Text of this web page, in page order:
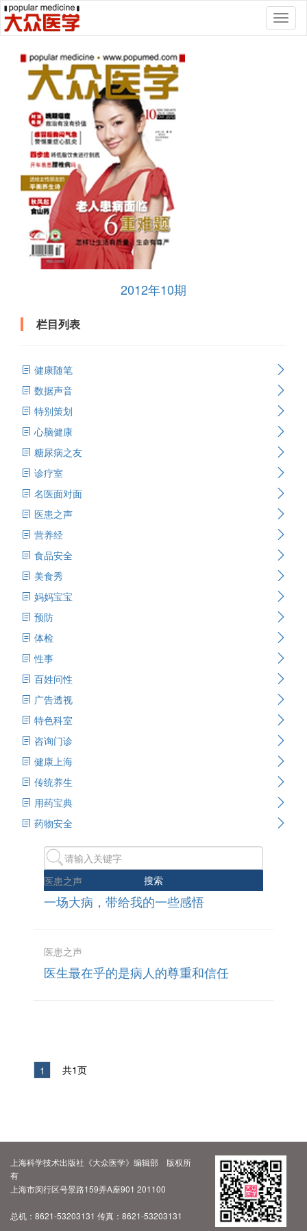
2012年10期
栏目列表
健康随笔
数据声音
特别策划
心脑健康
糖尿病之友
诊疗室
名医面对面
医患之声
营养经
食品安全
美食秀
妈妈宝宝
预防
体检
性事
百姓问性
广告透视
特色科室
咨询门诊
健康上海
传统养生
用药宝典
药物安全
搜索
医患之声
一场大病，带给我的一些感悟
医患之声
医生最在乎的是病人的尊重和信任
1 共1页
上海科学技术出版社《大众医学》编辑部 版权所
有
上海市闵行区号景路159弄A座901 201100
总机：8621-53203131 传真：8621-53203131